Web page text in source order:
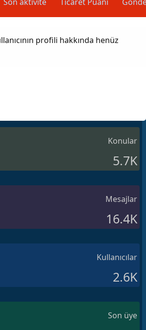
Son aktivite Ticaret Puanı
profili hakkında henüz
Konular
5.7K
Mesajlar
16.4K
Kullanıcılar
2.6K
Son üye